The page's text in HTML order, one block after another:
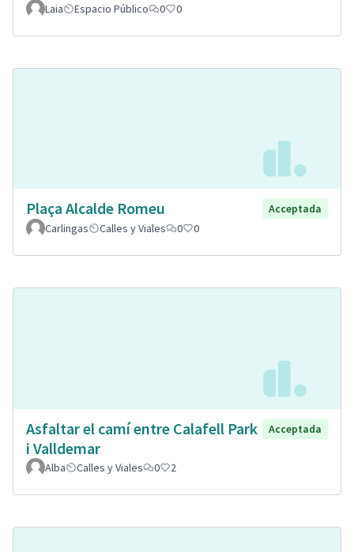
Laia Espacio Público 0 0
Plaça Alcalde Romeu
Acceptada
Carlingas
Calles y Viales 0 0
Asfaltar el camí entre Calafell Park
i Valldemar
Acceptada
Alba Calles y Viales 0 2